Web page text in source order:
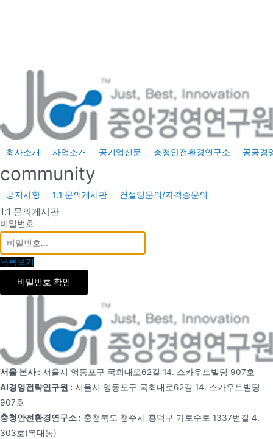
회사소개 사업소개 공기업신문 충청안전환경연구소 공공경
community
공지사항 1:1 문의게시판 컨설팅문의/자격증문의
1:1 문의게시판
비밀번호
목록보기
비밀번호 확인
서울 본사 : 서울시 영등포구 국회대로62길 14. 스카우트빌딩 907호
AI경영전략연구원 : 서울시 영등포구 국회대로62길 14. 스카우트빌딩
907호
충청안전환경연구소 : 충청북도 청주시 흥덕구 가로수로 1337번길 4,
303호(복대동)